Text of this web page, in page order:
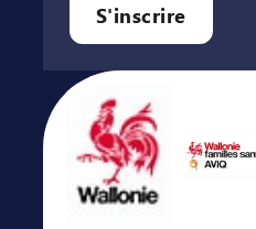
S'inscrire
Avec le soutien de ...